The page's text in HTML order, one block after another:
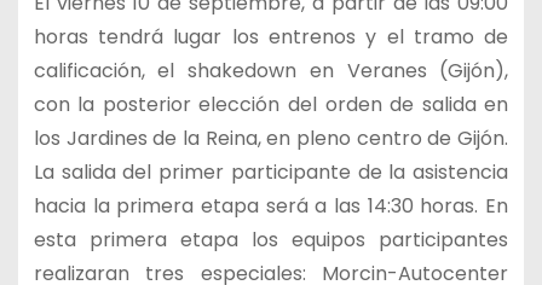
horas tendrá lugar los entrenos y el tramo de
calificación, el shakedown en Veranes (Gijón),
con la posterior elección del orden de salida en
los Jardines de la Reina, en pleno centro de Gijón.
La salida del primer participante de la asistencia
hacia la primera etapa será a las 14:30 horas. En
esta primera etapa los equipos participantes
realizaran tres especiales: Morcin-Autocenter